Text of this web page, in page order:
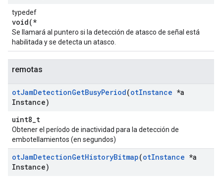
typedef
void(*
Se llamará al puntero si la detección de atasco de señal está
habilitada y se detecta un atasco.
remotas
otJamDetectionGetBusyPeriod(otInstance *a
Instance)
uint8_t
Obtener el período de inactividad para la detección de
embotellamientos (en segundos)
otJamDetectionGetHistoryBitmap(otInstance *a
Instance)